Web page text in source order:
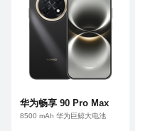
华为畅享 90 Pro Max
8500 mAh 华为巨鲸大电池